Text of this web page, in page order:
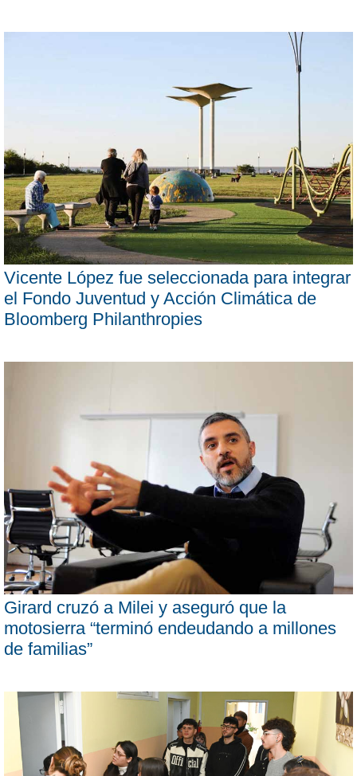
Vicente López fue seleccionada para integrar
el Fondo Juventud y Acción Climática de
Bloomberg Philanthropies
Girard cruzó a Milei y aseguró que la
motosierra “terminó endeudando a millones
de familias”